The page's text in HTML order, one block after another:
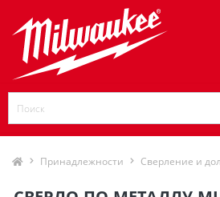
Принадлежности Сверление и